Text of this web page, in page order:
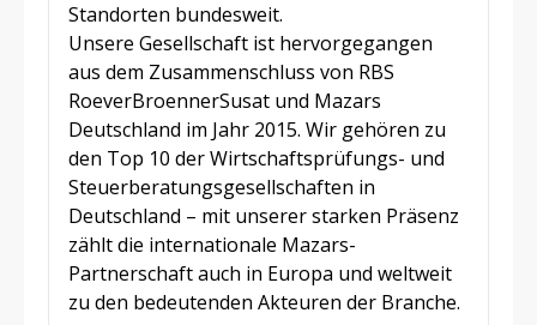
Standorten bundesweit.
Unsere Gesellschaft ist hervorgegangen
aus dem Zusammenschluss von RBS
RoeverBroennerSusat und Mazars
Deutschland im Jahr 2015. Wir gehören zu
den Top 10 der Wirtschaftsprüfungs- und
Steuerberatungsgesellschaften in
Deutschland – mit unserer starken Präsenz
zählt die internationale Mazars-
Partnerschaft auch in Europa und weltweit
zu den bedeutenden Akteuren der Branche.